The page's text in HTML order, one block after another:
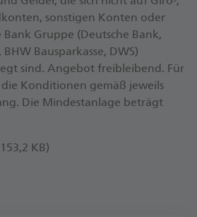
sonstigen Konten oder
Gruppe (Deutsche Bank,
Bausparkasse, DWS)
sind. Angebot freibleibend. Für
Konditionen gemäß jeweils
Die Mindestanlage beträgt
KB)